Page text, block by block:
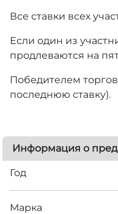
Все ставки всех
Если один из
продлеваются на
Победителем
последнюю ставку).
Информация о
Год
Марка